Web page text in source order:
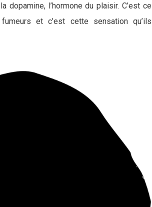
l’hormone du plaisir. C’est ce
et c’est cette sensation qu’ils